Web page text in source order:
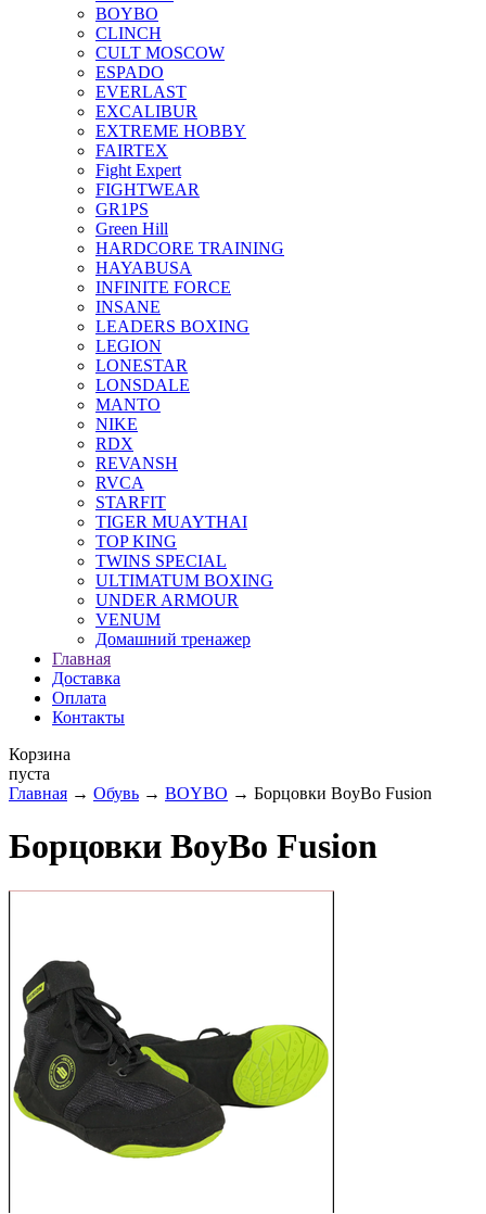
BOYBO
CLINCH
CULT MOSCOW
ESPADO
EVERLAST
EXCALIBUR
EXTREME HOBBY
FAIRTEX
Fight Expert
FIGHTWEAR
GR1PS
Green Hill
HARDCORE TRAINING
HAYABUSA
INFINITE FORCE
INSANE
LEADERS BOXING
LEGION
LONESTAR
LONSDALE
MANTO
NIKE
RDX
REVANSH
RVCA
STARFIT
TIGER MUAYTHAI
TOP KING
TWINS SPECIAL
ULTIMATUM BOXING
UNDER ARMOUR
VENUM
Домашний тренажер
Главная
Доставка
Оплата
Контакты
Корзина
пуста
Главная → Обувь → BOYBO → Борцовки BoyBo Fusion
Борцовки BoyBo Fusion